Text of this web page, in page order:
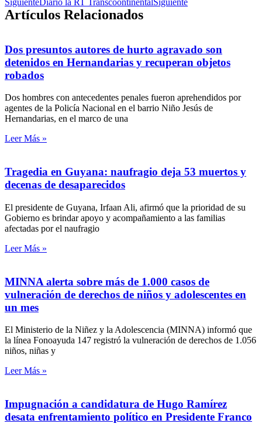
Siguiente Diario la RT Transcoontinental Siguiente
Artículos Relacionados
Dos presuntos autores de hurto agravado son
detenidos en Hernandarias y recuperan objetos
robados
Dos hombres con antecedentes penales fueron aprehendidos por
agentes de la Policía Nacional en el barrio Niño Jesús de
Hernandarias, en el marco de una
Leer Más »
Tragedia en Guyana: naufragio deja 53 muertos y
decenas de desaparecidos
El presidente de Guyana, Irfaan Ali, afirmó que la prioridad de su
Gobierno es brindar apoyo y acompañamiento a las familias
afectadas por el naufragio
Leer Más »
MINNA alerta sobre más de 1.000 casos de
vulneración de derechos de niños y adolescentes en
un mes
El Ministerio de la Niñez y la Adolescencia (MINNA) informó que
la línea Fonoayuda 147 registró la vulneración de derechos de 1.056
niños, niñas y
Leer Más »
Impugnación a candidatura de Hugo Ramírez
desata enfrentamiento político en Presidente Franco